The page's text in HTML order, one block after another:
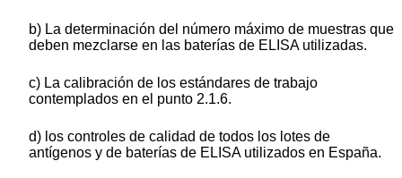
b) La determinación del número máximo de muestras que
deben mezclarse en las baterías de ELISA utilizadas.
c) La calibración de los estándares de trabajo
contemplados en el punto 2.1.6.
d) los controles de calidad de todos los lotes de
antígenos y de baterías de ELISA utilizados en España.